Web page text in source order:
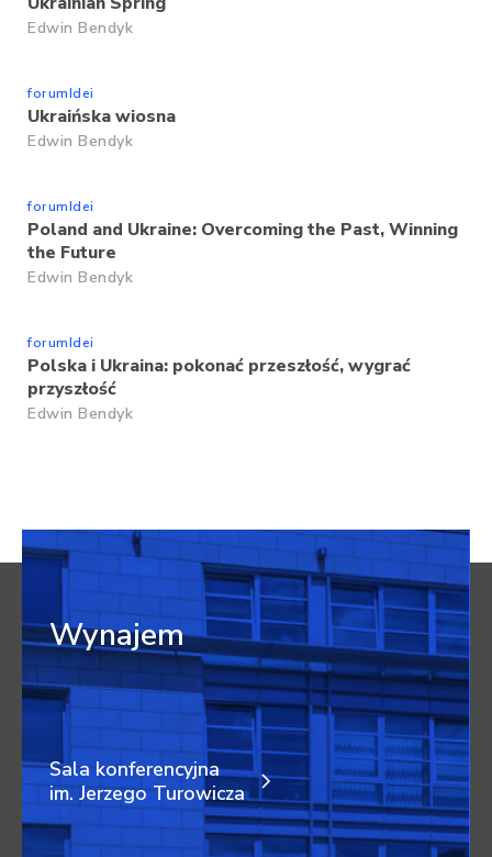
Edwin Bendyk
forumIdei
Ukraińska wiosna
Edwin Bendyk
forumIdei
Poland and Ukraine: Overcoming the Past, Winning
the Future
Edwin Bendyk
forumIdei
Polska i Ukraina: pokonać przeszłość, wygrać
przyszłość
Edwin Bendyk
Wynajem
Sala konferencyjna
im. Jerzego Turowicza